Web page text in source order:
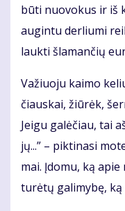
bū­ti nuo­vo­kus ir iš
au­gin­tu der­liu­mi
lauk­ti šla­man­čių
Va­žiuo­ju kai­mo
čiaus­kai, žiū­rėk,
Jei­gu ga­lė­čiau, tai
jų...” – pik­ti­na­si
mai. Įdo­mu, ką
tu­rė­tų ga­li­my­bę, ką